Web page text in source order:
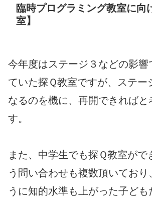
臨時プログラミング教室に向
室】
今年度はステージ３などの影響
ていた探Ｑ教室ですが、ステー
なるのを機に、再開できればと
す。
また、中学生でも探Ｑ教室がで
う問い合わせも複数頂いており
うに知的水準も上がった子ど